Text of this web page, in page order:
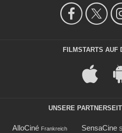
FILMSTARTS AUF
UNSERE
AlloCiné Frankreich SensaCine